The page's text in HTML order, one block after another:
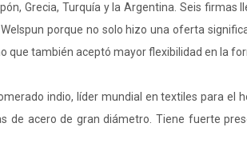
Grecia, Turquía y la Argentina. Seis firmas
porque no solo hizo una oferta
que también aceptó mayor flexibilidad en la
indio, líder mundial en textiles para el
de acero de gran diámetro. Tiene fuerte